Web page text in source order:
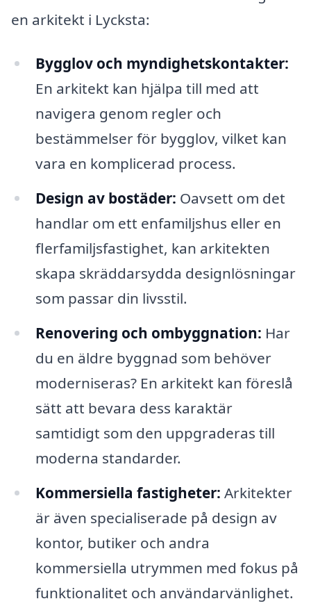
en arkitekt i Lycksta:
Bygglov och myndighetskontakter:
En arkitekt kan hjälpa till med att
navigera genom regler och
bestämmelser för bygglov, vilket kan
vara en komplicerad process.
Design av bostäder: Oavsett om det
handlar om ett enfamiljshus eller en
flerfamiljsfastighet, kan arkitekten
skapa skräddarsydda designlösningar
som passar din livsstil.
Renovering och ombyggnation: Har
du en äldre byggnad som behöver
moderniseras? En arkitekt kan föreslå
sätt att bevara dess karaktär
samtidigt som den uppgraderas till
moderna standarder.
Kommersiella fastigheter: Arkitekter
är även specialiserade på design av
kontor, butiker och andra
kommersiella utrymmen med fokus på
funktionalitet och användarvänlighet.